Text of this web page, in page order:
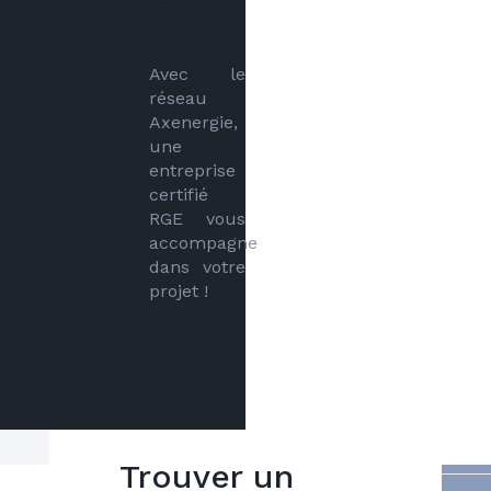
Avec le
réseau
Axenergie,
une
entreprise
certifié
RGE vous
accompagne
dans votre
projet !
Trouver un